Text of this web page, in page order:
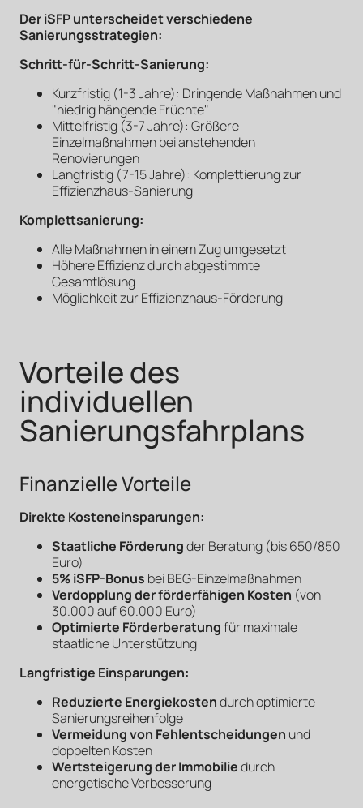
Der iSFP unterscheidet verschiedene
Sanierungsstrategien:
Schritt-für-Schritt-Sanierung:
Kurzfristig (1-3 Jahre): Dringende Maßnahmen und
"niedrig hängende Früchte"
Mittelfristig (3-7 Jahre): Größere
Einzelmaßnahmen bei anstehenden
Renovierungen
Langfristig (7-15 Jahre): Komplettierung zur
Effizienzhaus-Sanierung
Komplettsanierung:
Alle Maßnahmen in einem Zug umgesetzt
Höhere Effizienz durch abgestimmte
Gesamtlösung
Möglichkeit zur Effizienzhaus-Förderung
Vorteile des
individuellen
Sanierungsfahrplans
Finanzielle Vorteile
Direkte Kosteneinsparungen:
Staatliche Förderungder Beratung (bis 650/850
Euro)
5% iSFP-Bonus bei BEG-Einzelmaßnahmen
Verdopplung der förderfähigen Kosten (von
30.000 auf 60.000 Euro)
Optimierte Förderberatungfür maximale
staatliche Unterstützung
Langfristige Einsparungen:
Reduzierte Energiekostendurch optimierte
Sanierungsreihenfolge
Vermeidung von Fehlentscheidungen und
doppelten Kosten
Wertsteigerung der Immobiliedurch
energetische Verbesserung